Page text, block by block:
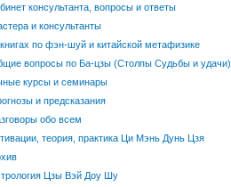
консультанта, вопросы и ответы
и консультанты
по фэн-шуй и китайской метафизике
вопросы по Ба-цзы (Столпы Судьбы и удачи)
курсы и семинары
и предсказания
обо всем
теория, практика Ци Мэнь Дунь Цзя
Цзы Вэй Доу Шу